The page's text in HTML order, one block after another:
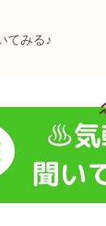
てみる♪